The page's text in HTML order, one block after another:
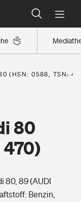
(HSN: 0588, TSN:
80
470)
80, 89 (AUDI
Benzin,